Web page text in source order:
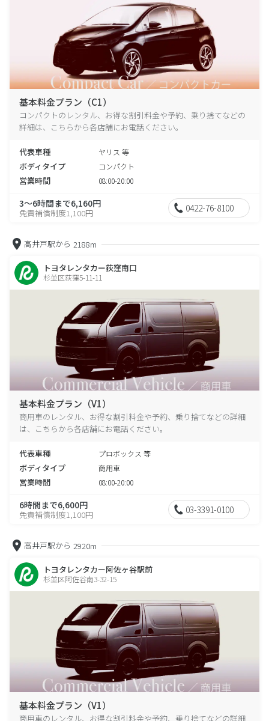
基本料金プラン（C1）
コンパクトのレンタル、お得な割引料金や予約、乗り捨てなどの
詳細は、こちらから各店舗にお電話ください。
代表車種 ヤリス 等
ボディタイプ コンパクト
営業時間 08:00-20:00
3～6時間まで6,160円
免責補償制度1,100円 0422-76-8100
高井戸駅から 2188m
トヨタレンタカー荻窪南口
杉並区荻窪5-11-11
基本料金プラン（V1）
商用車のレンタル、お得な割引料金や予約、乗り捨てなどの詳細
は、こちらから各店舗にお電話ください。
代表車種 プロボックス 等
ボディタイプ 商用車
営業時間 08:00-20:00
6時間まで6,600円
免責補償制度1,100円 03-3391-0100
高井戸駅から 2920m
トヨタレンタカー阿佐ヶ谷駅前
杉並区阿佐谷南3-32-15
基本料金プラン（V1）
商用車のレンタル、お得な割引料金や予約、乗り捨てなどの詳細